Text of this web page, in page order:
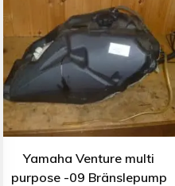
Yamaha Venture multi
purpose -09 Bränslepump